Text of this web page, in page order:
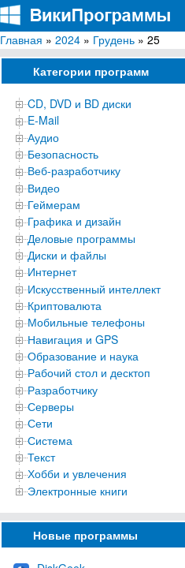
ВикиПрограммы
Энциклопедия бесплатных
Главная » 2024 » Грудень » 25
Категории программ
CD, DVD и BD диски
E-Mail
Аудио
Безопасность
Веб-разработчику
Видео
Геймерам
Графика и дизайн
Деловые программы
Диски и файлы
Интернет
Искусственный интеллект
Криптовалюта
Мобильные телефоны
Навигация и GPS
Образование и наука
Рабочий стол и десктоп
Разработчику
Серверы
Сети
Система
Текст
Хобби и увлечения
Электронные книги
Новые программы